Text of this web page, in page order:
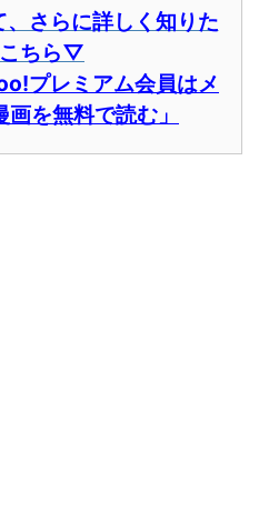
さらに詳しく知りた
ちら▽
プレミアム会員はメ
を無料で読む」